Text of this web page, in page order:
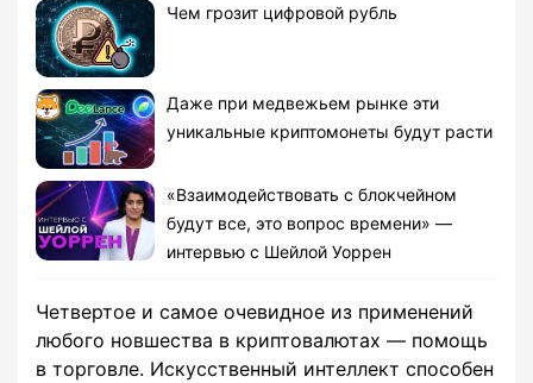
Чем грозит цифровой рубль
Даже при медвежьем рынке эти
уникальные криптомонеты будут расти
«Взаимодействовать с блокчейном
будут все, это вопрос времени» —
интервью с Шейлой Уоррен
Четвертое и самое очевидное из применений
любого новшества в криптовалютах — помощь
в торговле. Искусственный интеллект способен